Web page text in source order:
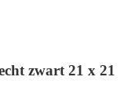
zwart 21 x 21